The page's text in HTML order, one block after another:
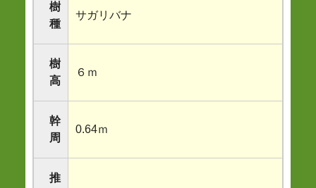
樹
種
サガリバナ
樹
高
６ｍ
幹
周
0.64ｍ
推